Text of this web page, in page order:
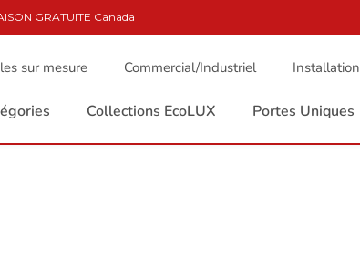
GRATUITE Canada
sur mesure Commercial/Industriel Installation
Collections EcoLUX Portes Uniques